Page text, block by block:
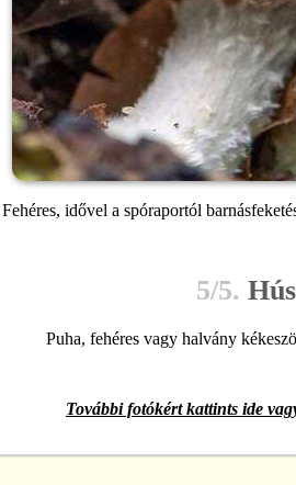
Fehéres, idővel a spóraportól
5/5. Hús
Puha, fehéres vagy halvány
További fotókért kattints ide